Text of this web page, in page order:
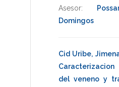
Asesor:
Domingos
Cid Uribe,
del veneno y